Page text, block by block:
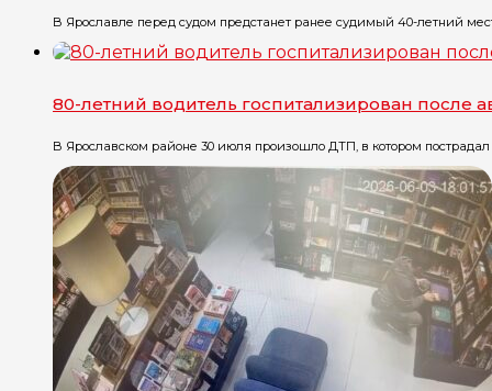
В Ярославле перед судом предстанет ранее судимый 40-летний
80-летний водитель госпитализирован после
В Ярославском районе 30 июля произошло ДТП, в котором